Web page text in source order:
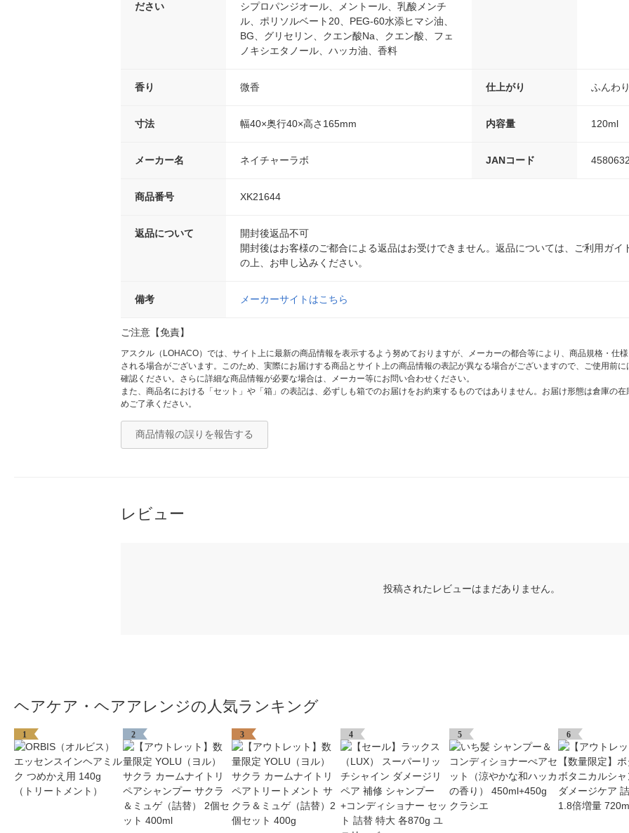
ださい
シプロパンジオール、メントール、乳酸メンチ
ル、ポリソルベート20、PEG-60水添ヒマシ油、
BG、グリセリン、クエン酸Na、クエン酸、フェ
ノキシエタノール、ハッカ油、香料
香り 微香 仕上がり ふんわり
寸法 幅40×奥行40×高さ165mm 内容量 120ml
メーカー名 ネイチャーラボ JANコード
商品番号 XK21644
返品について
開封後返品不可
開封後はお客様のご都合による返品はお受けできません。返品については、ご利用ガ
の上、お申し込みください。
備考 メーカーサイトはこちら
ご注意【免責】
アスクル（LOHACO）では、サイト上に最新の商品情報を表示するよう努めておりますが、メーカーの都合等により、商品規格・仕
される場合がございます。このため、実際にお届けする商品とサイト上の商品情報の表記が異なる場合がございますので、ご使用前
確認ください。さらに詳細な商品情報が必要な場合は、メーカー等にお問い合わせください。
また、商品名における「セット」や「箱」の表記は、必ずしも箱でのお届けをお約束するものではありません。お届け形態は倉庫の
めご了承ください。
商品情報の誤りを報告する
レビュー
投稿されたレビューはまだありません。
ヘアケア・ヘアアレンジの人気ランキング
1 2 3 4 5 6